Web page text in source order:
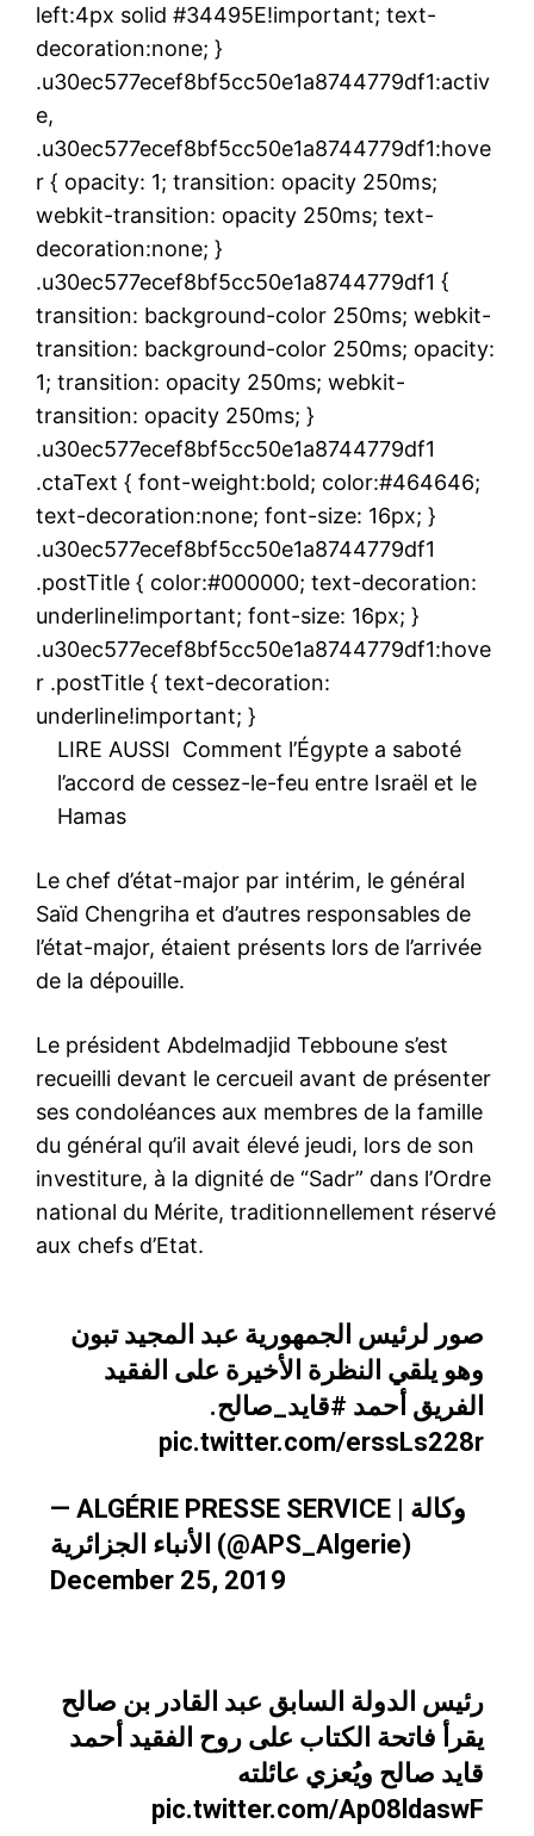
left:4px solid #34495E!important; text-
decoration:none; }
.u30ec577ecef8bf5cc50e1a8744779df1:activ
e,
.u30ec577ecef8bf5cc50e1a8744779df1:hove
r { opacity: 1; transition: opacity 250ms;
webkit-transition: opacity 250ms; text-
decoration:none; }
.u30ec577ecef8bf5cc50e1a8744779df1 {
transition: background-color 250ms; webkit-
transition: background-color 250ms; opacity:
1; transition: opacity 250ms; webkit-
transition: opacity 250ms; }
.u30ec577ecef8bf5cc50e1a8744779df1
.ctaText { font-weight:bold; color:#464646;
text-decoration:none; font-size: 16px; }
.u30ec577ecef8bf5cc50e1a8744779df1
.postTitle { color:#000000; text-decoration:
underline!important; font-size: 16px; }
.u30ec577ecef8bf5cc50e1a8744779df1:hove
r .postTitle { text-decoration:
underline!important; }
LIRE AUSSI Comment l’Égypte a saboté
l’accord de cessez-le-feu entre Israël et le
Hamas
Le chef d’état-major par intérim, le général
Saïd Chengriha et d’autres responsables de
l’état-major, étaient présents lors de l’arrivée
de la dépouille.
Le président Abdelmadjid Tebboune s’est
recueilli devant le cercueil avant de présenter
ses condoléances aux membres de la famille
du général qu’il avait élevé jeudi, lors de son
investiture, à la dignité de “Sadr” dans l’Ordre
national du Mérite, traditionnellement réservé
aux chefs d’Etat.
صور لرئيس الجمهورية عبد المجيد تبون
وهو يلقي النظرة الأخيرة على الفقيد
الفريق أحمد #قايد_صالح.
pic.twitter.com/erssLs228r
— ALGÉRIE PRESSE SERVICE | وكالة
الأنباء الجزائرية (@APS_Algerie)
December 25, 2019
رئيس الدولة السابق عبد القادر بن صالح
يقرأ فاتحة الكتاب على روح الفقيد أحمد
قايد صالح ويُعزي عائلته
pic.twitter.com/Ap08ldaswF